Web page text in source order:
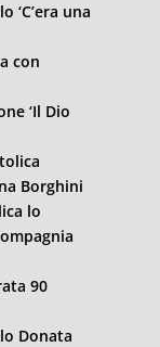
una
con
‘Il Dio
Borghini
lo
90
Donata